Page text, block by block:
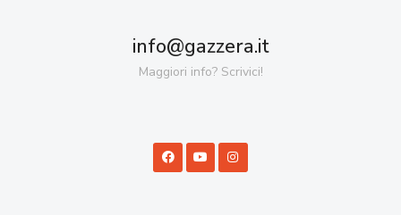
info@gazzera.it
Maggiori info? Scrivici!